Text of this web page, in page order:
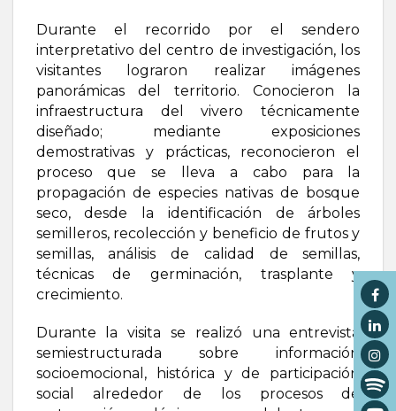
Durante el recorrido por el sendero
interpretativo del centro de investigación, los
visitantes lograron realizar imágenes
panorámicas del territorio. Conocieron la
infraestructura del vivero técnicamente
diseñado; mediante exposiciones
demostrativas y prácticas, reconocieron el
proceso que se lleva a cabo para la
propagación de especies nativas de bosque
seco, desde la identificación de árboles
semilleros, recolección y beneficio de frutos y
semillas, análisis de calidad de semillas,
técnicas de germinación, trasplante y
crecimiento.
Durante la visita se realizó una entrevista
semiestructurada sobre información
socioemocional, histórica y de participación
social alrededor de los procesos de